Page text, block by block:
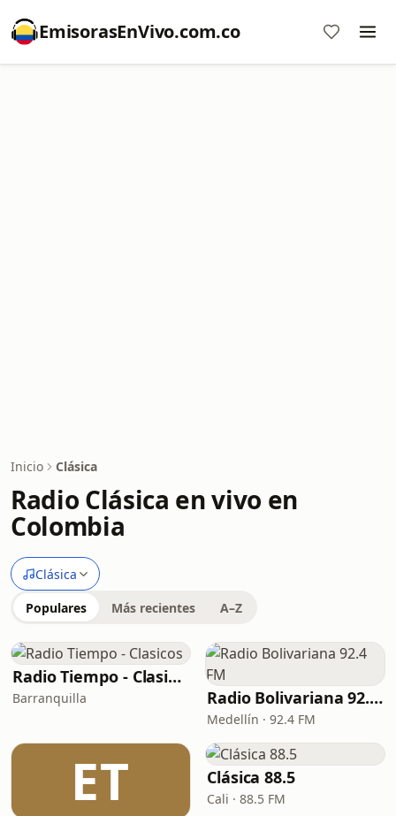
EmisorasEnVivo.com.co
Inicio Clásica
Radio Clásica en vivo en
Colombia
Clásica
Populares Más recientes A–Z
Radio Tiempo - Clasicos
Barranquilla Radio Bolivariana 92.4 FM
Medellín · 92.4 FM
ET Clásica 88.5
Cali · 88.5 FM